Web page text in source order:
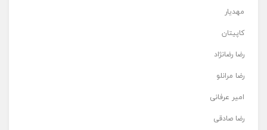
مهدیار
کاپیتان
رضا رضانژاد
رضا مرانلو
امیر عرفانی
رضا صادقی